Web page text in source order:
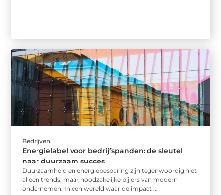
Bedrijven
Energielabel voor bedrijfspanden: de sleutel
naar duurzaam succes
Duurzaamheid en energiebesparing zijn tegenwoordig niet
alleen trends, maar noodzakelijke pijlers van modern
ondernemen. In een wereld waar de impact ...